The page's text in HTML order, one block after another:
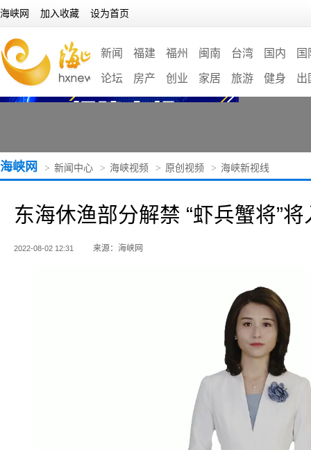
海峡网 加入收藏 设为首页
新闻 福建 福州 闽南 台湾 国内 国
论坛 房产 创业 家居 旅游 健身 出
海峡网 > 新闻中心 > 海峡视频 > 原创视频 > 海峡新视线
东海休渔部分解禁 “虾兵蟹将”将
2022-08-02 12:31 来源：海峡网